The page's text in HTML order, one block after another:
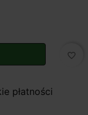
favorite_border
płatności